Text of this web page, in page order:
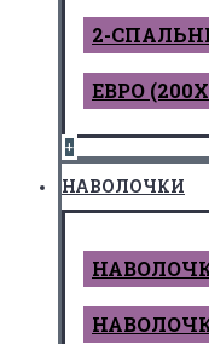
2-
ЕВРО
+
НАВОЛОЧКИ